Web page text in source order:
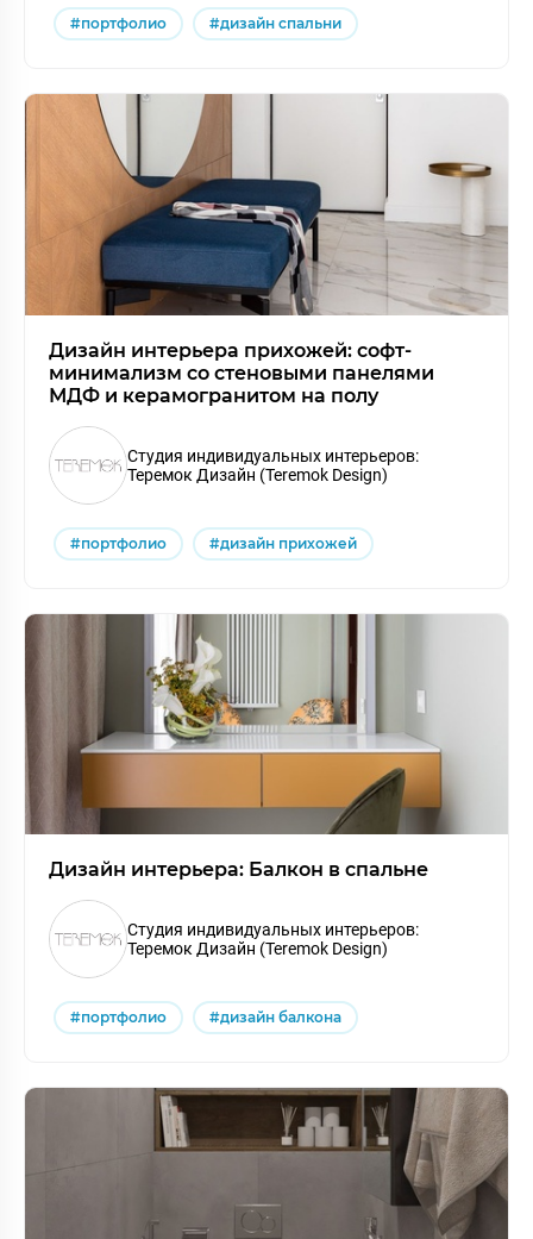
#портфолио #дизайн спальни
Дизайн интерьера прихожей: софт-
минимализм со стеновыми панелями
МДФ и керамогранитом на полу
Студия индивидуальных интерьеров:
Теремок Дизайн (Teremok Design)
#портфолио #дизайн прихожей
Дизайн интерьера: Балкон в спальне
Студия индивидуальных интерьеров:
Теремок Дизайн (Teremok Design)
#портфолио #дизайн балкона